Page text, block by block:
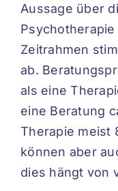
Aussage über
Zeitrahmen
ab.
als eine
eine Beratung
Therapie meist
können aber
dies hängt von